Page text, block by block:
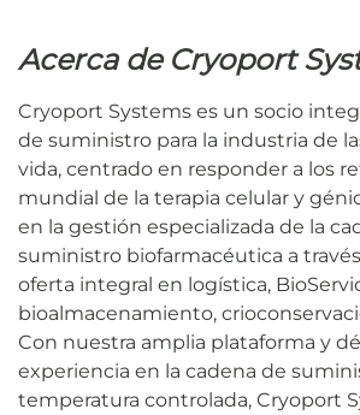
Acerca de Cryoport
Cryoport Systems es un socio
de suministro para la industria de
vida, centrado en responder a los
mundial de la terapia celular y
en la gestión especializada de la
suministro biofarmacéutica a
oferta integral en logística,
bioalmacenamiento,
Con nuestra amplia plataforma y
experiencia en la cadena de
temperatura controlada, Cryoport